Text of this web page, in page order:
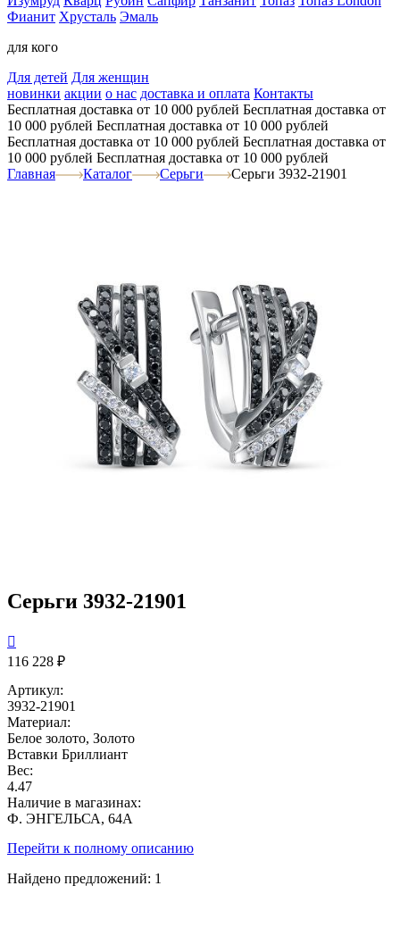
Фианит Хрусталь Эмаль
для кого
Для детей Для женщин
новинки акции о нас доставка и оплата Контакты
Бесплатная доставка от 10 000 рублей Бесплатная доставка от
10 000 рублей Бесплатная доставка от 10 000 рублей
Бесплатная доставка от 10 000 рублей Бесплатная доставка от
10 000 рублей Бесплатная доставка от 10 000 рублей
Главная
Каталог Серьги Серьги 3932-21901
Серьги 3932-21901

116 228 ₽
Артикул:
3932-21901
Материал:
Белое золото, Золото
Вставки Бриллиант
Вес:
4.47
Наличие в магазинах:
Ф. ЭНГЕЛЬСА, 64А
Перейти к полному описанию
Найдено предложений: 1